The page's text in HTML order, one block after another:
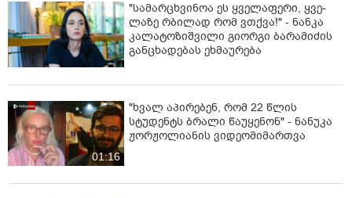
"სა­მარ­ცხვი­ნოა ეს ყვე­ლა­ფე­რი, ყვე­
ლა­ზე რბი­ლად რომ ვთქვა!" - ნანკა
კალატოზიშვილი გიორგი ბარამიძის
განცხადებას ეხმაურება
01:16
"ხვალ აპირებენ, რომ 22 წლის
სტუდენტს ბრალი წაუყენონ" - ნანუკა
ჟორჟოლიანის ვიდეომიმართვა